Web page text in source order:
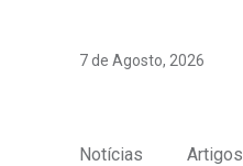
7 de Agosto, 2026
Notícias Artigos